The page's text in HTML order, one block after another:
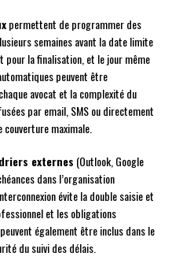
permettent de programmer des
semaines avant la date limite
pour la finalisation, et le jour même
peuvent être
avocat et la complexité du
par email, SMS ou directement
maximale.
externes (Outlook, Google
dans l’organisation
évite la double saisie et
et les obligations
également être inclus dans le
du suivi des délais.